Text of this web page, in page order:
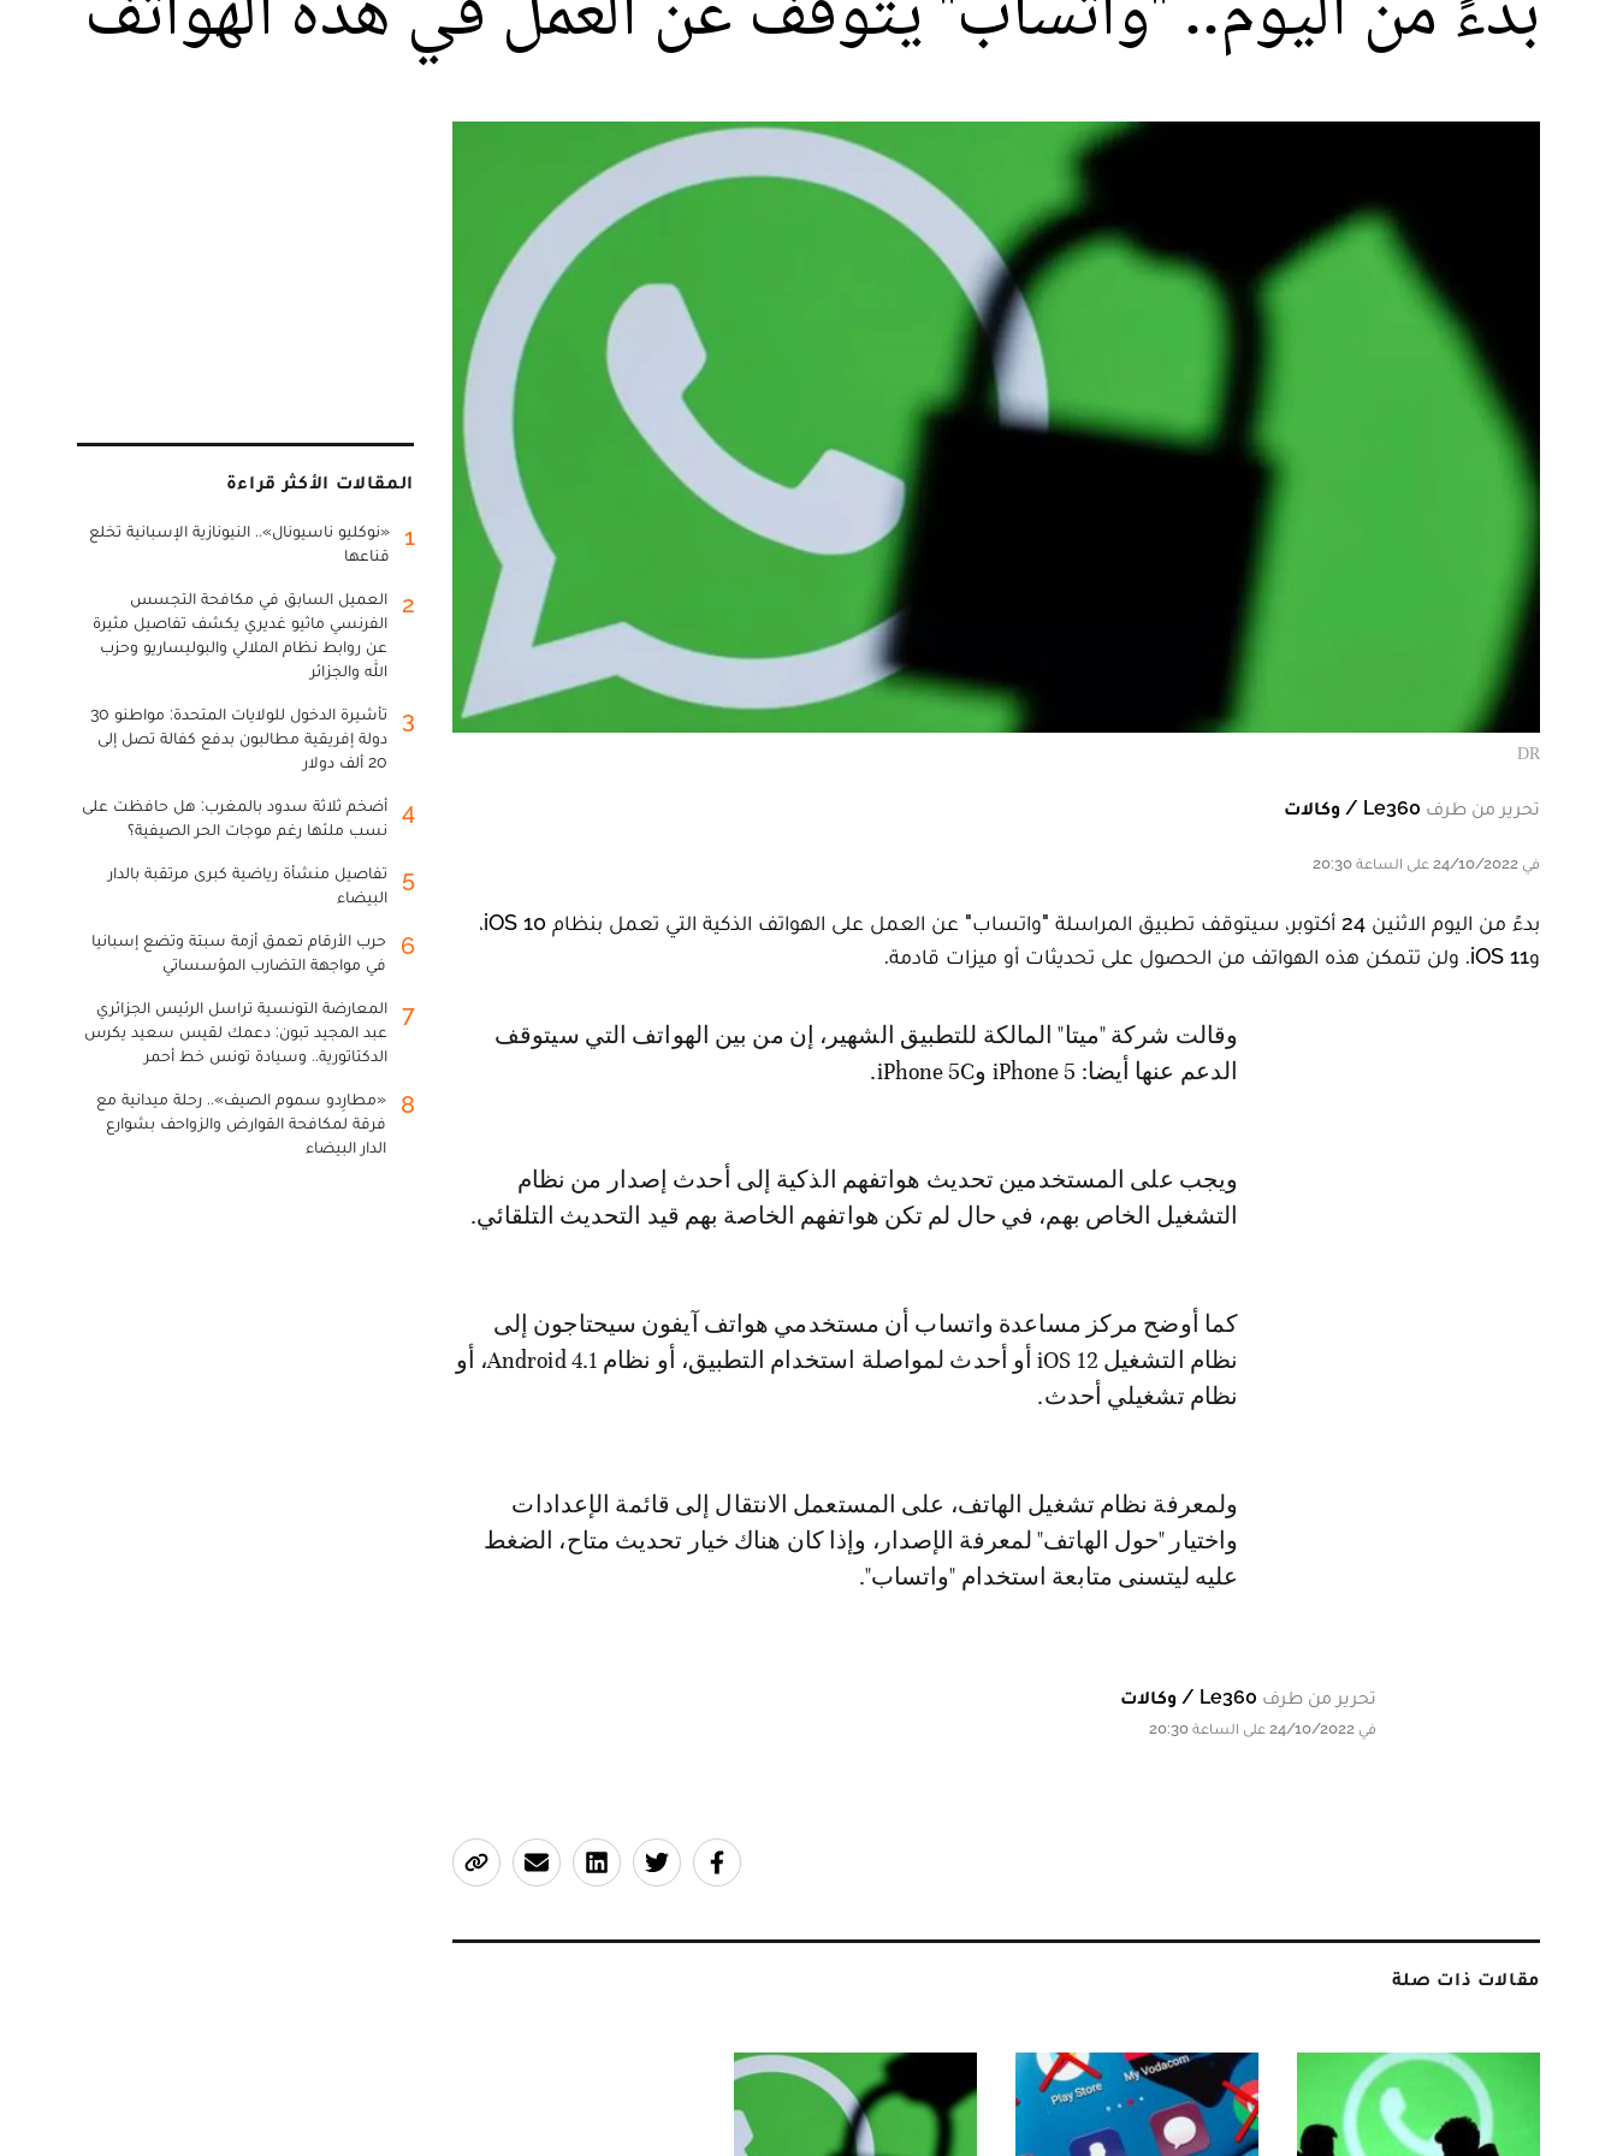
DR
تحرير من طرف Le360 / وكالات
في 24/10/2022 على الساعة 20:30
بدءً من اليوم الاثنين 24 أكتوبر، سيتوقف تطبيق المراسلة "واتساب" عن العمل على الهواتف الذكية التي تعمل بنظام iOS 10،
وiOS 11. ولن تتمكن هذه الهواتف من الحصول على تحديثات أو ميزات قادمة.
وقالت شركة "ميتا" المالكة للتطبيق الشهير، إن من بين الهواتف التي سيتوقف
الدعم عنها أيضا: iPhone 5 وiPhone 5C.
ويجب على المستخدمين تحديث هواتفهم الذكية إلى أحدث إصدار من نظام
التشغيل الخاص بهم، في حال لم تكن هواتفهم الخاصة بهم قيد التحديث التلقائي.
كما أوضح مركز مساعدة واتساب أن مستخدمي هواتف آيفون سيحتاجون إلى
نظام التشغيل iOS 12 أو أحدث لمواصلة استخدام التطبيق، أو نظام Android 4.1، أو
نظام تشغيلي أحدث.
ولمعرفة نظام تشغيل الهاتف، على المستعمل الانتقال إلى قائمة الإعدادات
واختيار "حول الهاتف" لمعرفة الإصدار، وإذا كان هناك خيار تحديث متاح، الضغط
عليه ليتسنى متابعة استخدام "واتساب".
تحرير من طرف Le360 / وكالات
في 24/10/2022 على الساعة 20:30
مقالات ذات صلة
المقالات الأكثر قراءة
1
«نوكليو ناسيونال».. النيونازية الإسبانية تخلع
قناعها
2
العميل السابق في مكافحة التجسس
الفرنسي ماثيو غديري يكشف تفاصيل مثيرة
عن روابط نظام الملالي والبوليساريو وحزب
الله والجزائر
3
تأشيرة الدخول للولايات المتحدة: مواطنو 30
دولة إفريقية مطالبون بدفع كفالة تصل إلى
20 ألف دولار
4
أضخم ثلاثة سدود بالمغرب: هل حافظت على
نسب ملئها رغم موجات الحر الصيفية؟
5
تفاصيل منشأة رياضية كبرى مرتقبة بالدار
البيضاء
6
حرب الأرقام تعمق أزمة سبتة وتضع إسبانيا
في مواجهة التضارب المؤسساتي
7
المعارضة التونسية تراسل الرئيس الجزائري
عبد المجيد تبون: دعمك لقيس سعيد يكرس
الدكتاتورية.. وسيادة تونس خط أحمر
8
«مطارِدو سموم الصيف».. رحلة ميدانية مع
فرقة لمكافحة القوارض والزواحف بشوارع
الدار البيضاء